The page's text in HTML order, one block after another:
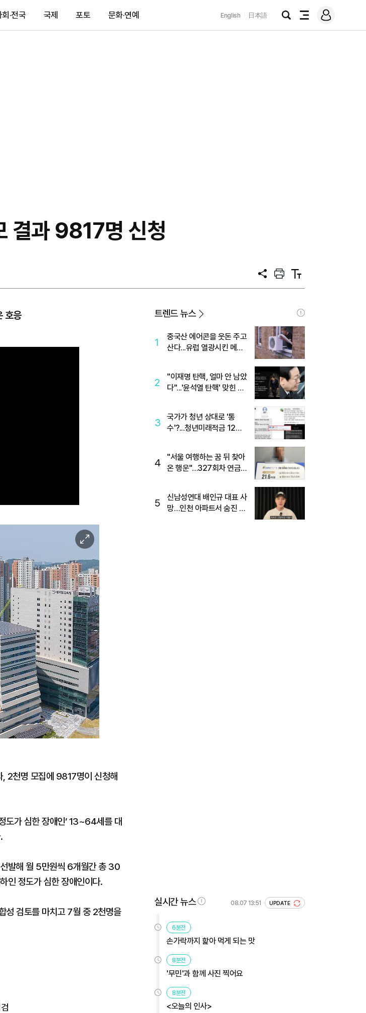
회·전국 국제 포토 문화·연예 English 日本語
검
전
메
그
결과 9817명 신청
공
프
트
텍
트
호응
이
미
지
확
대
, 2천명 모집에 9817명이 신청해
도가 심한 장애인’ 13~64세를 대
선발해 월 5만원씩 6개월간 총 30
인 정도가 심한 장애인이다.
성 검토를 마치고 7월 중 2천명을
트렌드 뉴스
1
중국산 에어콘을 웃돈 주고
산다...유럽 열광시킨 메이
2
"이재명 탄핵, 얼마 안 남았
다"...'윤석열 탄핵' 맞힌 무
3
국가가 청년 상대로 '통
수'?...청년미래적금 12%
4
"서울 여행하는 꿈 뒤 찾아
온 행운"…327회차 연금
5
신남성연대 배인규 대표 사
망…인천 아파트서 숨진 채
실시간 뉴스 08.07 13:51 UPDATE
6분전
손가락까지 핥아 먹게 되는 맛
8분전
'무민'과 함께 사진 찍어요
8분전
<오늘의 인사>